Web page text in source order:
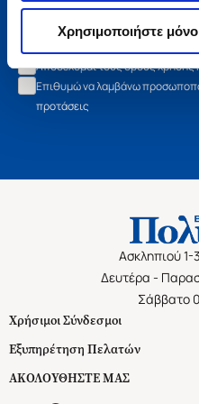
Χρησιμοποιήστε
Αποδέχομαι τους όρους χρήσης
Επιθυμώ να λαμβάνω
προτάσεις
Ασκληπιού
Δευτέρα -
Σάββατο
Χρήσιμοι Σύνδεσμοι
Εξυπηρέτηση Πελατών
ΑΚΟΛΟΥΘΗΣΤΕ ΜΑΣ